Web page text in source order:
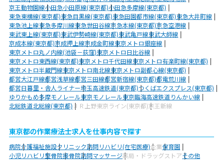
京王動物園線小田急小田原線(東京都)小田急多摩線(東京都)
東急東横線(東京都)東急目黒線(東京都)東急田園都市線(東京都)東急大井町線
東急池上線東急多摩川線東急世田谷線京急本線(東京都)京急空港線
東武東上線(東京都)東武伊勢崎線(東京都)東武亀戸線東武大師線
京成本線(東京都)京成押上線京成金町線東京メトロ銀座線
東京メトロ丸ノ内線(池袋－荻窪)東京メトロ日比谷線
東京メトロ東西線(東京都)東京メトロ千代田線東京メトロ有楽町線(東京都)
東京メトロ半蔵門線東京メトロ南北線東京メトロ副都心線(東京都)
都営大江戸線都営浅草線都営三田線都営新宿線(東京都)都電荒川線
都営日暮里・舎人ライナー埼玉高速鉄道(東京都)つくばエクスプレス(東京都)
ゆりかもめ多摩モノレール東京モノレール東京臨海高速鉄道りんかい線
北総鉄道北総線(東京都) ＪＲ上野東京ライン(東京都)京王新線
東京都の作業療法士求人を仕事内容で探す
病院介護福祉施設クリニック訪問リハビリ(在宅医療)企業保育園
小児リハビリ整骨院接骨院訪問マッサージ薬局・ドラッグストアその他